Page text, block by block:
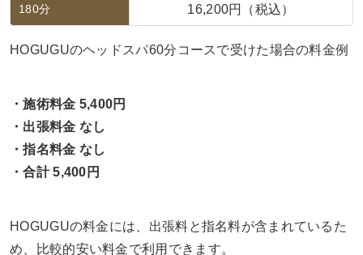
180分 16,200円（税込）
HOGUGUのヘッドスパ60分コースで受けた場合の料金例
・施術料金 5,400円
・出張料金 なし
・指名料金 なし
・合計 5,400円
HOGUGUの料金には、出張料と指名料が含まれているた
め、比較的安い料金で利用できます。